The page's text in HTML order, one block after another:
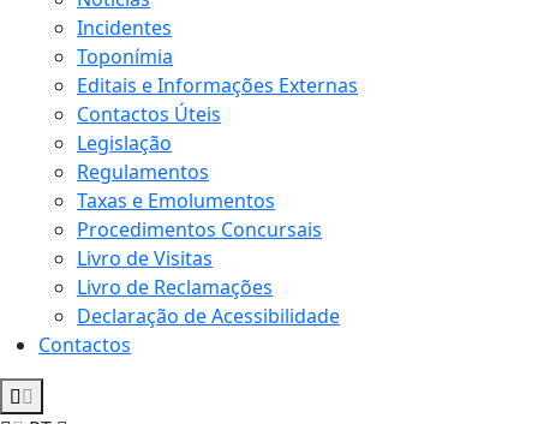
Incidentes
Toponímia
Editais e Informações Externas
Contactos Úteis
Legislação
Regulamentos
Taxas e Emolumentos
Procedimentos Concursais
Livro de Visitas
Livro de Reclamações
Declaração de Acessibilidade
Contactos